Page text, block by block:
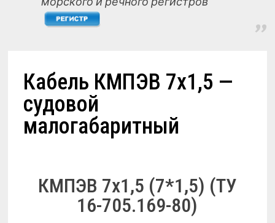
Кабель КМПЭВ 7х1,5 —
судовой
малогабаритный
КМПЭВ 7х1,5 (7*1,5) (ТУ
16-705.169-80)